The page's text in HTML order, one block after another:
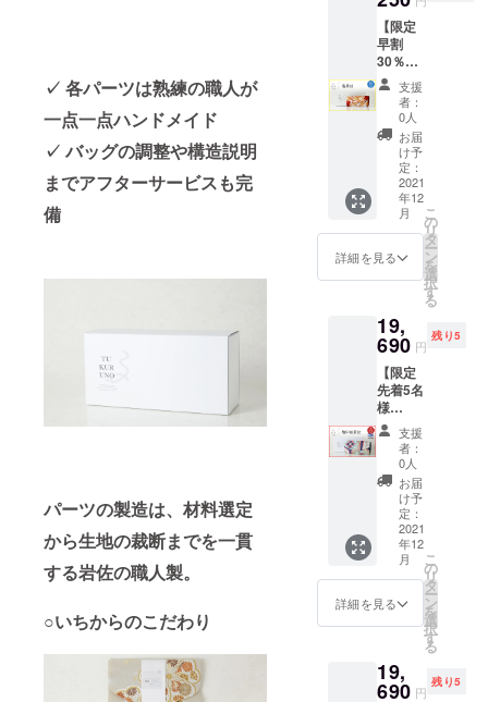
✓ 各パーツは熟練の職人が
一点一点ハンドメイド
✓ バッグの調整や構造説明
までアフターサービスも完
備
パーツの製造は、材料選定
から生地の裁断までを一貫
する岩佐の職人製。
○いちからのこだわり
込み
材：
絹・
レーヨ
ン 納
期：12
月予定
※定価：
税込
27,500
円（税
25,000
円） ※
送料、
消費税
【限定
早割
30％OF
F 8,250
円引
き】 ✓
Bタイプ
／Small
／菊華
紋 サイ
ズ：縦
11.5cm
×横約
23cm×
さ：約
245g 素
材：
絹・
レーヨ
ン 納
期：12
月予定
※定価：
税込
27,500
円（税
25,000
円） ※
送料、
消費税
支援
者：
0人
お届
け予
定：
2021
年12
月
詳細を見る
こ
の
リ
タ
ー
ン
を
選
択
す
る
19,
690 円
残り5
【限定
先着5名
様
30％OF
F 8,910
円引き
→さら
に特割
1,000円
引き】
✓ Aタ
イプ／
Large／
亀甲色
華紋 サ
13.5cm
×横約
支援
者：
0人
お届
け予
定：
2021
年12
月
詳細を見る
こ
の
リ
タ
ー
ン
を
選
択
す
る
19,
690 円
残り5